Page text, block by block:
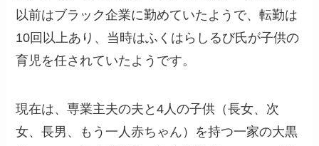
以前はブラック企業に勤めていたようで、転勤は
10回以上あり、当時はふくはらしるび氏が子供の
育児を任されていたようです。
現在は、専業主夫の夫と4人の子供（長女、次
女、長男、もう一人赤ちゃん）を持つ一家の大黒